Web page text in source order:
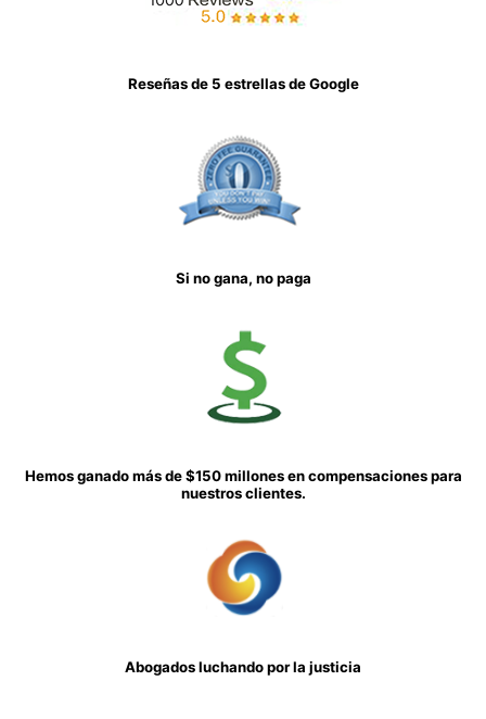
Reseñas de 5 estrellas de Google
Si no gana, no paga
Hemos ganado más de $150 millones en compensaciones para
nuestros clientes.
Abogados luchando por la justicia